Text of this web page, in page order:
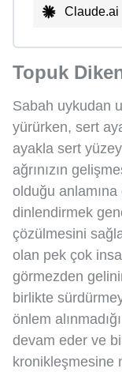
Claude.ai
Topuk
Sabah uykudan
yürürken, sert
ayakla sert
ağrınızın
olduğu anlamına
dinlendirmek
çözülmesini
olan pek çok
görmezden
birlikte
önlem
devam eder ve
kronikleşmesine